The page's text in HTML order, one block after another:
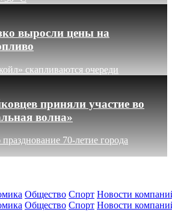
выросли цены на
скапливаются очереди
приняли участие во
волна»
70-летие города
Общество Спорт Новости
Общество Спорт Новости